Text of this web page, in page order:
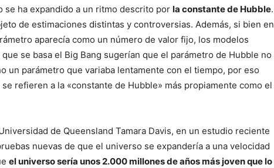
se ha expandido a un ritmo descrito por la constante de Hubble.
de estimaciones distintas y controversias. Además, si bien en
aparecía como un número de valor fijo, los modelos
se basa el Big Bang sugerían que el parámetro de Hubble no
un parámetro que variaba lentamente con el tiempo, por eso
refieren a la «constante de Hubble» más propiamente como el
de Queensland Tamara Davis, en un estudio reciente
nuevas de que el universo se expandería a una velocidad
el universo sería unos 2.000 millones de años más joven que lo